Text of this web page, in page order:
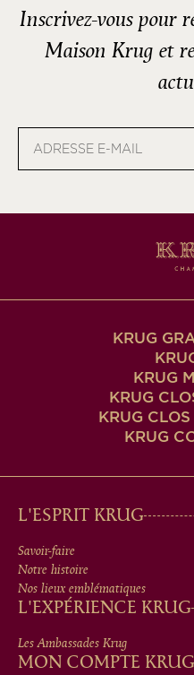
Inscrivez-vous pour
Maison Krug et
KRUG
KRUG
KRUG
KRUG
KRUG
MAIN
MEN
IN
FOOTER
L'ESPRIT KRUG
Savoir-faire
Notre histoire
Nos lieux emblématiques
L'EXPÉRIENCE KRUG
Les Ambassades Krug
MON COMPTE KRUG